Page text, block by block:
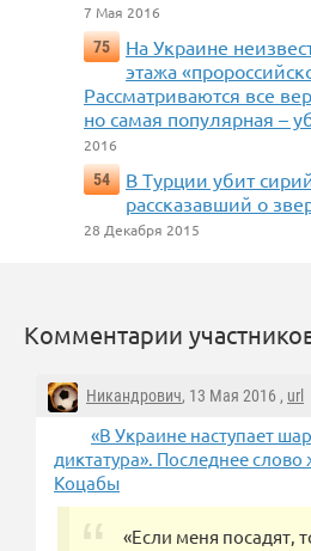
7 Мая 2016
75
На Украине
этажа
Рассматриваются все
но самая популярная –
2016
54
В Турции убит
рассказавший о
28 Декабря 2015
Комментарии
Никандрович, 13 Мая 2016 , url
«В Украине наступает
диктатура». Последнее слово
Коцабы
«Если меня посадят,